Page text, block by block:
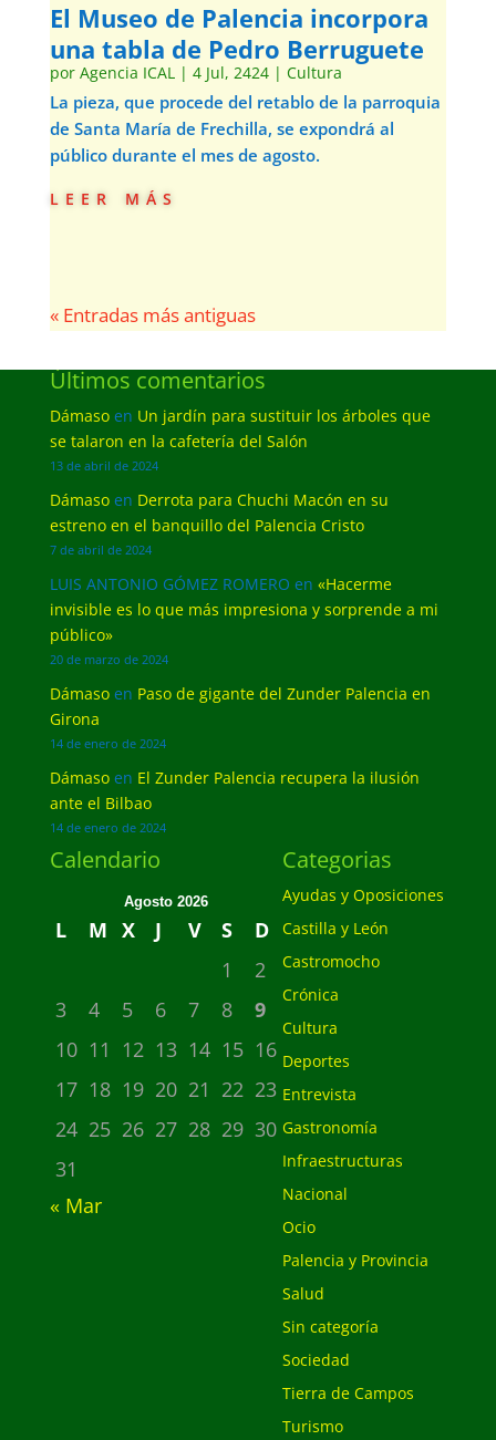
El Museo de Palencia incorpora
una tabla de Pedro Berruguete
por Agencia ICAL| 4 Jul, 2424| Cultura
La pieza, que procede del retablo de la parroquia
de Santa María de Frechilla, se expondrá al
público durante el mes de agosto.
leer más
« Entradas más antiguas
Últimos comentarios
Dámasoen Un jardín para sustituir los árboles que
se talaron en la cafetería del Salón
13 de abril de 2024
Dámasoen Derrota para Chuchi Macón en su
estreno en el banquillo del Palencia Cristo
7 de abril de 2024
LUIS ANTONIO GÓMEZ ROMERO en «Hacerme
invisible es lo que más impresiona y sorprende a mi
público»
20 de marzo de 2024
Dámasoen Paso de gigante del Zunder Palencia en
Girona
14 de enero de 2024
Dámasoen El Zunder Palencia recupera la ilusión
ante el Bilbao
14 de enero de 2024
Calendario
Agosto 2026
L M X J V S
D
1
2
3
4 5 6 7 8
9
10 11 12 13 14 15 16
17 18 19 20 21 22 23
24 25 26 27 28 29 30
31
« Mar
Categorias
Ayudas y Oposiciones
Castilla y León
Castromocho
Crónica
Cultura
Deportes
Entrevista
Gastronomía
Infraestructuras
Nacional
Ocio
Palencia y Provincia
Salud
Sin categoría
Sociedad
Tierra de Campos
Turismo